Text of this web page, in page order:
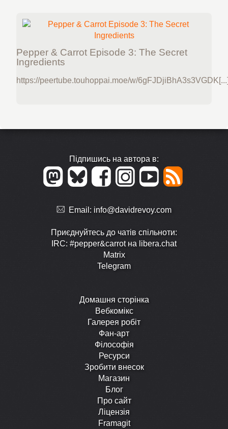
Pepper & Carrot Episode 3: The Secret
Ingredients
https://peertube.touhoppai.moe/w/
Підпишись на автора в:
Email: info@davidrevoy.com
Приєднуйтесь до чатів спільноти:
IRC: #pepper&carrot на libera.chat
Matrix
Telegram
Домашня сторінка
Вебкомікс
Галерея робіт
Фан-арт
Філософія
Ресурси
Зробити внесок
Магазин
Блог
Про сайт
Ліцензія
Framagit